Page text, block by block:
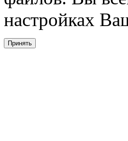
настройках
Принять